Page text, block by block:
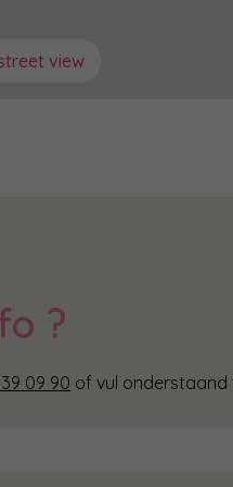
view
?
09 90 of vul onderstaand